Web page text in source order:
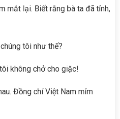
mắt lại. Biết rằng bà ta đã tỉnh,
tôi như thế?
không chở cho giặc!
Đồng chí Việt Nam mỉm